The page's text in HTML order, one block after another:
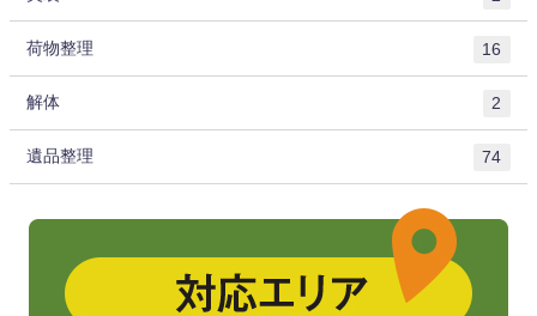
荷物整理 16
解体 2
遺品整理 74